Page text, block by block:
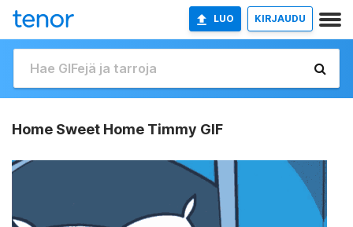
LUO KIRJAUDU
Home Sweet Home Timmy GIF